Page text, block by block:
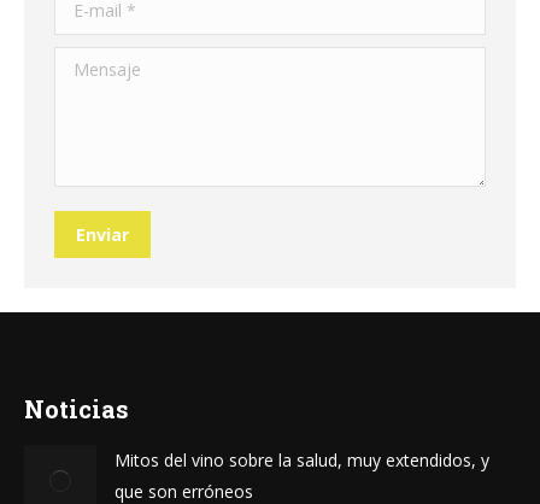
Mensaje
Enviar
Noticias
Mitos del vino sobre la salud, muy extendidos, y
que son erróneos